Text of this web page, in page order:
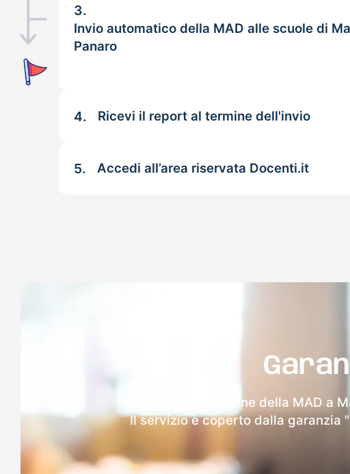
3.
Invio automatico della MAD alle scuole di
Panaro
4. Ricevi il report al termine dell'invio
5. Accedi all’area riservata Docenti.it
Dopo l'invio online della MAD a
Il servizio è coperto dalla